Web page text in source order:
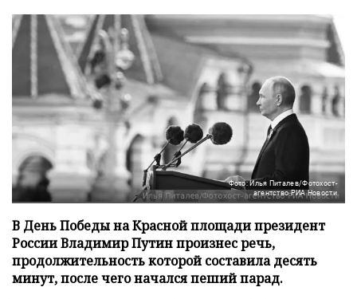
Фото: Илья Питалев/Фотохост-
агентство РИА Новости
В День Победы на Красной площади президент
России Владимир Путин произнес речь,
продолжительность которой составила десять
минут, после чего начался пеший парад.